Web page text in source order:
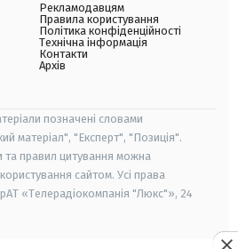
Рекламодавцям
Правила користування
Політика конфіденційності
Технічна інформація
Контакти
Архів
позначені словами
матеріал", "Експерт", "Позиція".
правил цитування можна
сайтом. Усі права
«Телерадіокомпанія "Люкс"», 24